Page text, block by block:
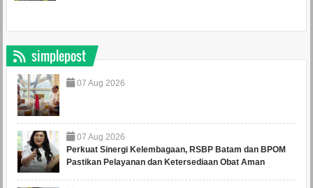
simplepost
07 Aug 2026
07 Aug 2026
Perkuat Sinergi Kelembagaan, RSBP Batam dan BPOM
Pastikan Pelayanan dan Ketersediaan Obat Aman